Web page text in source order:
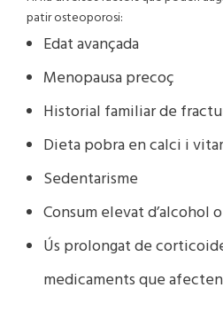
patir osteoporosi:
Edat avançada
Menopausa precoç
Historial familiar de
Dieta pobra en calci i
Sedentarisme
Consum elevat d’alcohol
Ús prolongat de
medicaments que